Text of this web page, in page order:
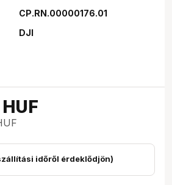
CP.RN.00000176.01
DJI
HUF
időről érdeklődjön)